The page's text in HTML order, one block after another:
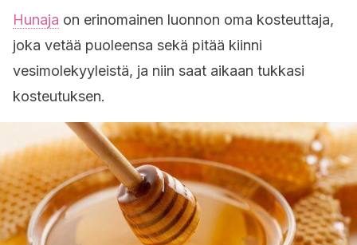
Hunaja on erinomainen luonnon oma kosteuttaja,
joka vetää puoleensa sekä pitää kiinni
vesimolekyyleistä, ja niin saat aikaan tukkasi
kosteutuksen.